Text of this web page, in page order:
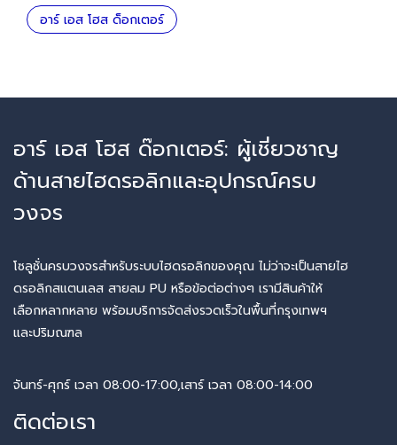
อาร์ เอส โฮส ด็อกเตอร์
อาร์ เอส โฮส ด๊อกเตอร์: ผู้เชี่ยวชาญ
ด้านสายไฮดรอลิกและอุปกรณ์ครบ
วงจร
โซลูชั่นครบวงจรสำหรับระบบไฮดรอลิกของคุณ ไม่ว่าจะเป็นสายไฮ
ดรอลิกสแตนเลส สายลม PU หรือข้อต่อต่างๆ เรามีสินค้าให้
เลือกหลากหลาย พร้อมบริการจัดส่งรวดเร็วในพื้นที่กรุงเทพฯ
และปริมณฑล
จันทร์-ศุกร์ เวลา 08:00-17:00,เสาร์ เวลา 08:00-14:00
ติดต่อเรา